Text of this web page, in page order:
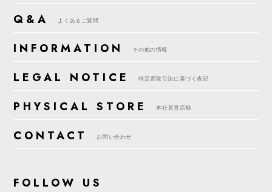
Q&A よくあるご質問
INFORMATION その他の情報
LEGAL NOTICE 特定商取引法に基づく表記
PHYSICAL STORE 本社直営店舗
CONTACT お問い合わせ
FOLLOW US